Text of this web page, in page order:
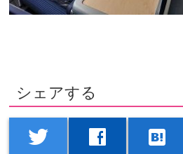
シェアする
twitter facebook hatenabookmark